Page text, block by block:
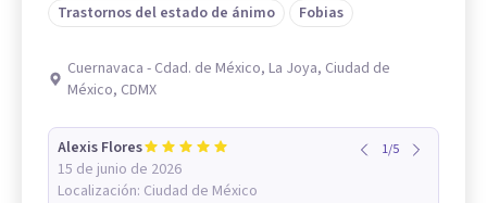
Trastornos del estado de ánimo
Fobias
Cuernavaca - Cdad. de México, La Joya, Ciudad de
México, CDMX
Alexis Flores
15 de junio de 2026
Localización: Ciudad de México
1/5